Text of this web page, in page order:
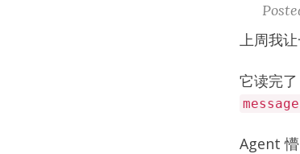
上周我
它读完了
Agent